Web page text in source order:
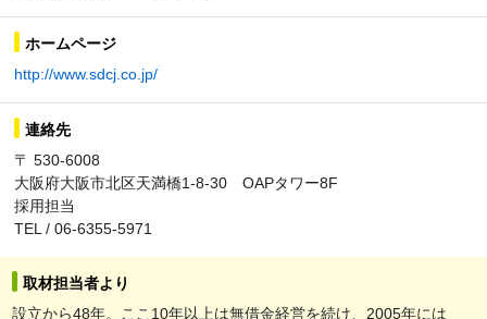
ホームページ
http://www.sdcj.co.jp/
連絡先
〒 530-6008
大阪府大阪市北区天満橋1-8-30 OAPタワー8F
採用担当
TEL / 06-6355-5971
取材担当者より
設立から48年。ここ10年以上は無借金経営を続け、2005年には